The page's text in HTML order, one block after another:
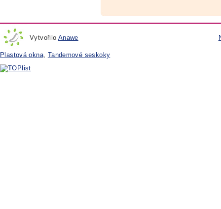
Vytvořilo Anawe
Plastová okna Tandemové seskoky